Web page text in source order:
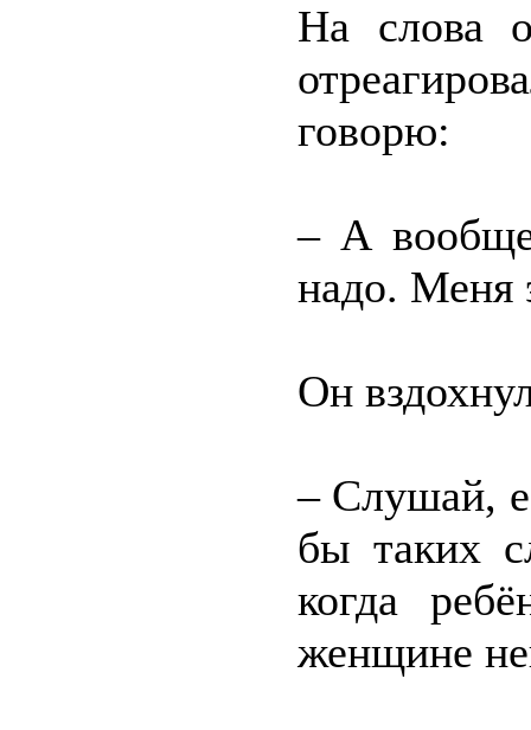
На слова
говорю:
– А
надо. Меня
Он
– Слушай,
бы таких
когда
женщине